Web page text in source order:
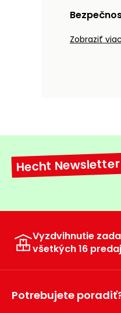
Zobraziť viac
Hecht Newsletter
Vyzdvihnutie
všetkých 16
Potrebujete